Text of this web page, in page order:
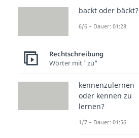
backt oder bäckt?
6/6 – Dauer: 01:28
Rechtschreibung
Wörter mit "zu"
kennenzulernen
oder kennen zu
lernen?
1/7 – Dauer: 01:56